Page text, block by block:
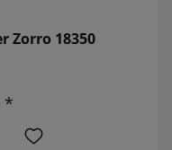
Zorro 18350
*